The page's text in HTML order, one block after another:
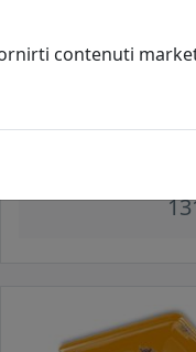
contenuti